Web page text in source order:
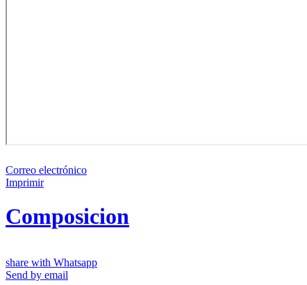
Correo electrónico
Imprimir
Composicion
share with Whatsapp
Send by email